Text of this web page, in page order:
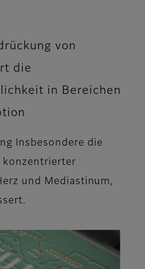
von
die
in Bereichen
Insbesondere die
konzentrierter
und Mediastinum,